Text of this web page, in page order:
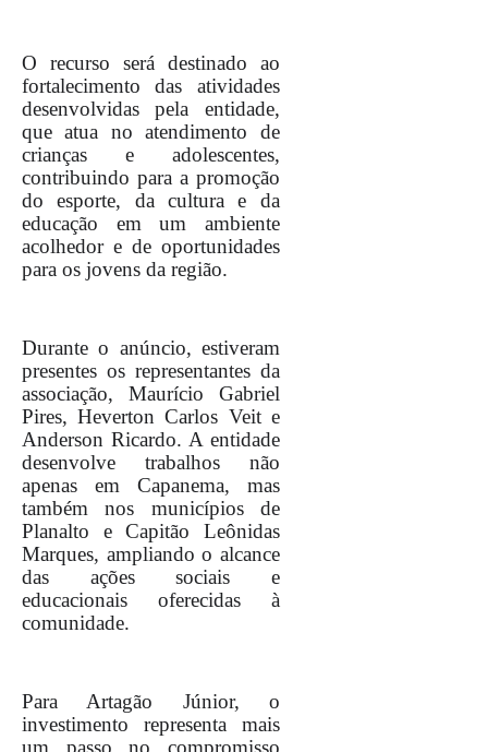
O recurso será destinado ao
fortalecimento das atividades
desenvolvidas pela entidade,
que atua no atendimento de
crianças e adolescentes,
contribuindo para a promoção
do esporte, da cultura e da
educação em um ambiente
acolhedor e de oportunidades
para os jovens da região.
Durante o anúncio, estiveram
presentes os representantes da
associação, Maurício Gabriel
Pires, Heverton Carlos Veit e
Anderson Ricardo. A entidade
desenvolve trabalhos não
apenas em Capanema, mas
também nos municípios de
Planalto e Capitão Leônidas
Marques, ampliando o alcance
das ações sociais e
educacionais oferecidas à
comunidade.
Para Artagão Júnior, o
investimento representa mais
um passo no compromisso